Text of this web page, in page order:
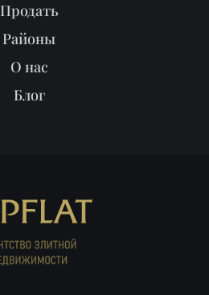
Продать
Районы
О нас
Блог